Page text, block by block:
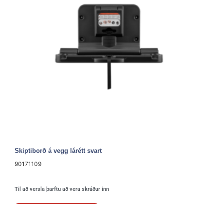
Skiptiborð á vegg lárétt svart
90171109
Til að versla þarftu að vera skráður inn